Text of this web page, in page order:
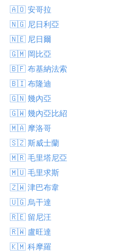
🇦🇴 安哥拉
🇳🇬 尼日利亞
🇳🇪 尼日爾
🇬🇲 岡比亞
🇧🇫 布基納法索
🇧🇮 布隆迪
🇬🇳 幾內亞
🇬🇼 幾內亞比紹
🇲🇦 摩洛哥
🇸🇿 斯威士蘭
🇲🇷 毛里塔尼亞
🇲🇺 毛里求斯
🇿🇼 津巴布韋
🇺🇬 烏干達
🇷🇪 留尼汪
🇷🇼 盧旺達
🇰🇲 科摩羅